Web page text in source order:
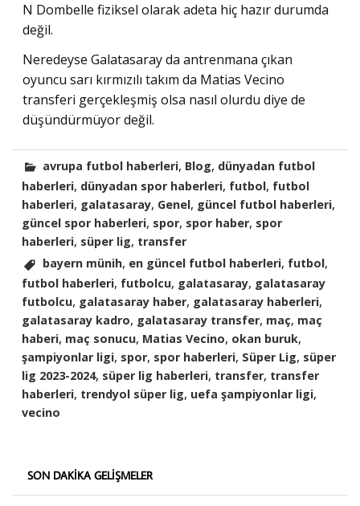
N Dombelle fiziksel olarak adeta hiç hazır durumda
değil.
Neredeyse Galatasaray da antrenmana çıkan
oyuncu sarı kırmızılı takım da Matias Vecino
transferi gerçekleşmiş olsa nasıl olurdu diye de
düşündürmüyor değil.
avrupa futbol haberleri, Blog, dünyadan futbol
haberleri, dünyadan spor haberleri, futbol, futbol
haberleri, galatasaray, Genel, güncel futbol haberleri,
güncel spor haberleri, spor, spor haber, spor
haberleri, süper lig, transfer
bayern münih, en güncel futbol haberleri, futbol,
futbol haberleri, futbolcu, galatasaray, galatasaray
futbolcu, galatasaray haber, galatasaray haberleri,
galatasaray kadro, galatasaray transfer, maç, maç
haberi, maç sonucu, Matias Vecino, okan buruk,
şampiyonlar ligi, spor, spor haberleri, Süper Lig, süper
lig 2023-2024, süper lig haberleri, transfer, transfer
haberleri, trendyol süper lig, uefa şampiyonlar ligi,
vecino
SON DAKIKA GELIŞMELER